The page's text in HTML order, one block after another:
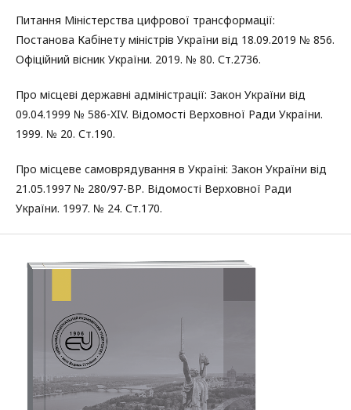
Питання Міністерства цифрової трансформації:
Постанова Кабінету міністрів України від 18.09.2019 № 856.
Офіційний вісник України. 2019. № 80. Ст.2736.
Про місцеві державні адміністрації: Закон України від
09.04.1999 № 586-XIV. Відомості Верховної Ради України.
1999. № 20. Ст.190.
Про місцеве самоврядування в Україні: Закон України від
21.05.1997 № 280/97-ВР. Відомості Верховної Ради
України. 1997. № 24. Ст.170.